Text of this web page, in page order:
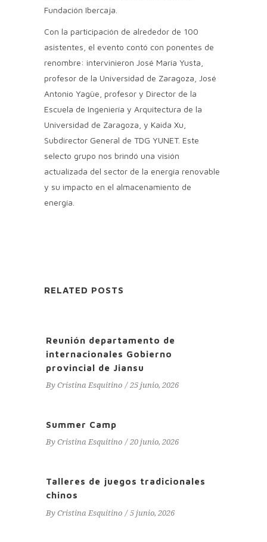
Fundación Ibercaja.
Con la participación de alrededor de 100
asistentes, el evento contó con ponentes de
renombre: intervinieron José María Yusta,
profesor de la Universidad de Zaragoza, José
Antonio Yagüe, profesor y Director de la
Escuela de Ingeniería y Arquitectura de la
Universidad de Zaragoza, y Kaida Xu,
Subdirector General de TDG YUNET. Este
selecto grupo nos brindó una visión
actualizada del sector de la energía renovable
y su impacto en el almacenamiento de
energía.
RELATED POSTS
Reunión departamento de
internacionales Gobierno
provincial de Jiansu
By Cristina Esquitino 25 junio, 2026
Summer Camp
By Cristina Esquitino 20 junio, 2026
Talleres de juegos tradicionales
chinos
By Cristina Esquitino 5 junio, 2026